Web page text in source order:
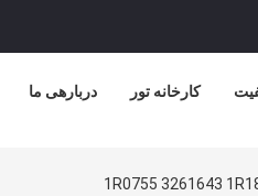
دربارهی ما کارخانه تور